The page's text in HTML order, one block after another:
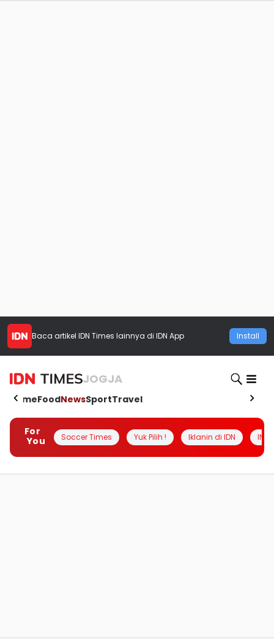
Baca artikel IDN Times lainnya di IDN App Install
JOGJA
HomeFoodNewsSportTravel
For
You
Soccer Times Yuk Pilih ! Iklanin di IDN